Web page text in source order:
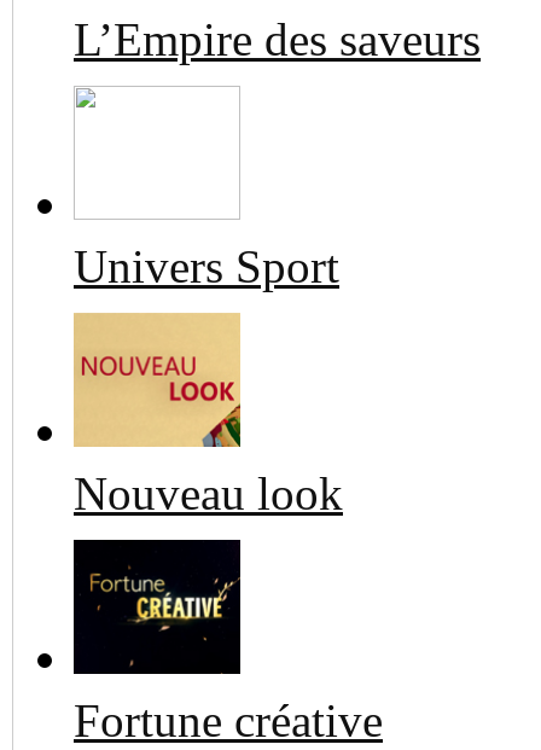
L’Empire des saveurs
Univers Sport
Nouveau look
Fortune créative